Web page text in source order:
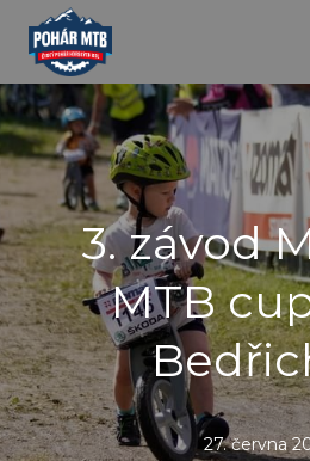
3. závod
MTB
27. června